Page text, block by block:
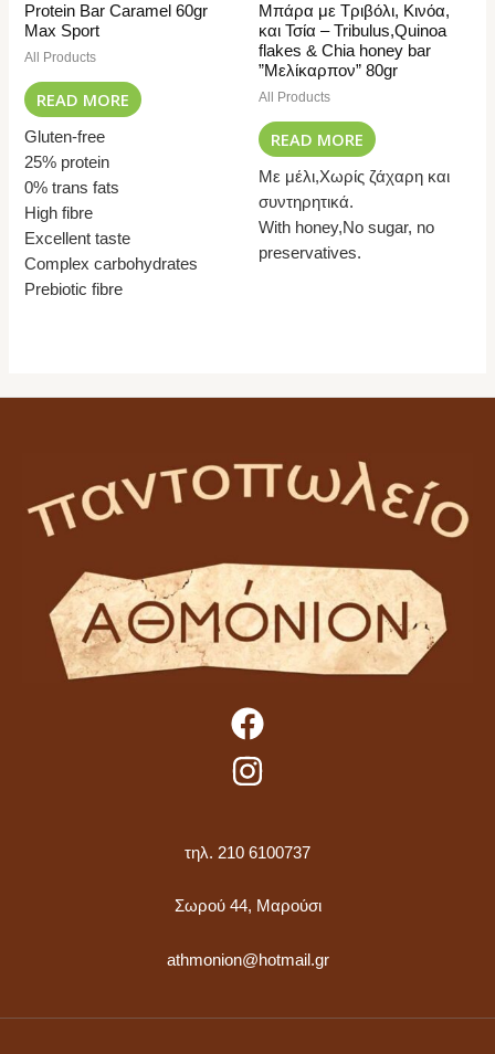
Protein Bar Caramel 60gr
Max Sport
All Products
READ MORE
Gluten-free
25% protein
0% trans fats
High fibre
Excellent taste
Complex carbohydrates
Prebiotic fibre
Μπάρα με Τριβόλι, Κινόα,
και Τσία – Tribulus,Quinoa
flakes & Chia honey bar
”Μελίκαρπον” 80gr
All Products
READ MORE
Με μέλι,Χωρίς ζάχαρη και
συντηρητικά.
With honey,No sugar, no
preservatives.
τηλ. 210 6100737
Σωρού 44, Μαρούσι
athmonion@hotmail.gr